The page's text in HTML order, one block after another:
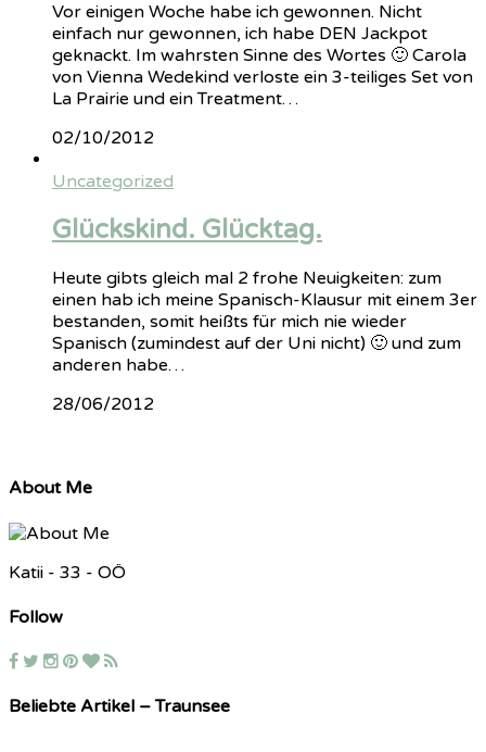
Vor einigen Woche habe ich gewonnen. Nicht
einfach nur gewonnen, ich habe DEN Jackpot
geknackt. Im wahrsten Sinne des Wortes 🙂 Carola
von Vienna Wedekind verloste ein 3-teiliges Set von
La Prairie und ein Treatment…
02/10/2012
Uncategorized
Glückskind. Glücktag.
Heute gibts gleich mal 2 frohe Neuigkeiten: zum
einen hab ich meine Spanisch-Klausur mit einem 3er
bestanden, somit heißts für mich nie wieder
Spanisch (zumindest auf der Uni nicht) 🙂 und zum
anderen habe…
28/06/2012
About Me
Katii - 33 - OÖ
Follow
Beliebte Artikel – Traunsee